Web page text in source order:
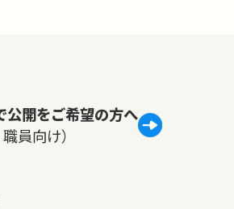
開をご希望の方へ
員向け）